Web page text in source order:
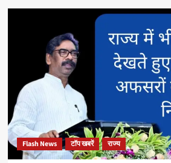
Flash News टॉप खबरें राज्य